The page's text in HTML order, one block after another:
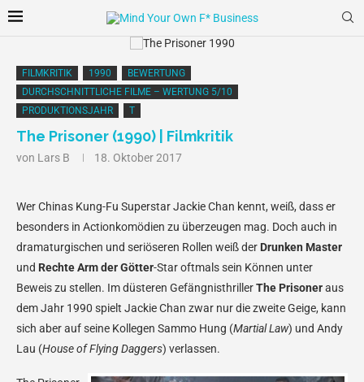
FILMKRITIK 1990
BEWERTUNG
DURCHSCHNITTLICHE FILME – WERTUNG 5/10
PRODUKTIONSJAHR
T
The Prisoner (1990) | Filmkritik
von Lars B 18. Oktober 2017
Wer Chinas Kung-Fu Superstar Jackie Chan kennt, weiß, dass er
besonders in Actionkomödien zu überzeugen mag. Doch auch in
dramaturgischen und seriöseren Rollen weiß der Drunken Master
und Rechte Arm der Götter-Star oftmals sein Können unter
Beweis zu stellen. Im düsteren GefängnisthrillerThe Prisoneraus
dem Jahr 1990 spielt Jackie Chan zwar nur die zweite Geige, kann
sich aber auf seine Kollegen Sammo Hung (Martial Law) und Andy
Lau (House of Flying Daggers) verlassen.